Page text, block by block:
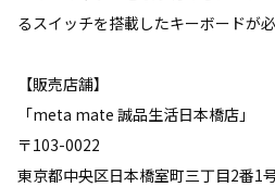
るスイッチを搭載したキーボードが必
【販売店舗】
「meta mate 誠品生活日本橋店」
〒103-0022
東京都中央区日本橋室町三丁目2番1